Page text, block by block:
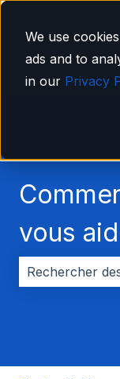
We use
ads and to
in our Privacy
vous